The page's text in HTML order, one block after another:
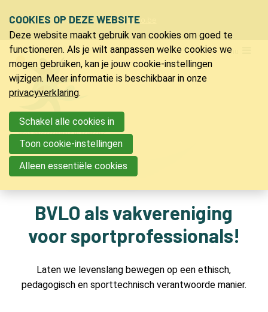
links
over
Spring
naar
de
Spring
naar
de
inhoud
Ons telefoon:
+32 9 218 91 20 Ons e-mailadres:
info@bvlo.be
Menu
BVLO als vakvereniging
voor sportprofessionals!
Laten we levenslang bewegen op een ethisch,
pedagogisch en sporttechnisch verantwoorde manier.
LO & Sport
Bijscholingen
Jeugdkampen
PVLO
Contact
Zoeken
Account
COOKIES OP DEZE WEBSITE
Deze website maakt gebruik van cookies om goed te
functioneren. Als je wilt aanpassen welke cookies we
mogen gebruiken, kan je jouw cookie-instellingen
wijzigen. Meer informatie is beschikbaar in onze
privacyverklaring.
Schakel alle cookies in
Toon cookie-instellingen
Alleen essentiële cookies